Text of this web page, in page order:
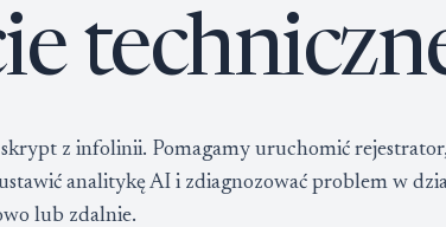
z infolinii. Pomagamy uruchomić
analitykę AI i zdiagnozować problem w
lub zdalnie.